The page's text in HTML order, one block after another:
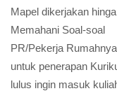
Mapel dikerjakan hinga
Memahani Soal-soal
PR/Pekerja
untuk penerapan
lulus ingin masuk